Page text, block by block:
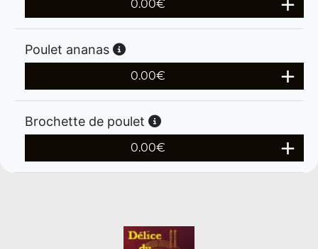
0.00€
Poulet ananas
0.00€
Brochette de poulet
0.00€